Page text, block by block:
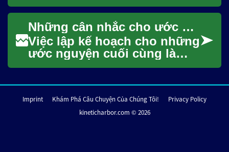
đưa ra các quyết định về an
táng có thể là một thử thách
đầy cả...
Những cân nhắc cho ước nguyện cuối cùng
Việc lập kế hoạch cho những
ước nguyện cuối cùng là
một phần quan trọng của
tâm cho cả cá ...
Imprint Khám Phá Câu Chuyện Của Chúng Tôi!
Privacy Policy
kineticharbor.com © 2026